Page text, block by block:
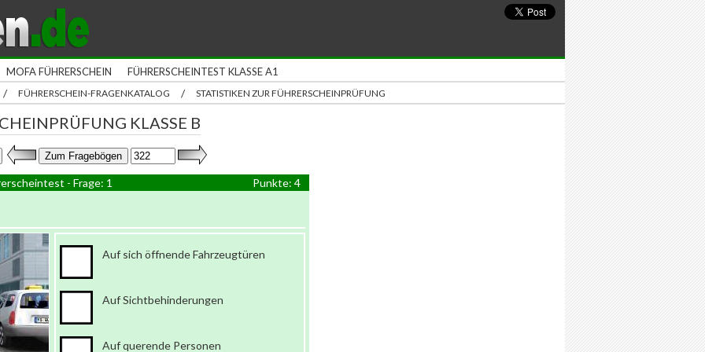
MOFA FÜHRERSCHEIN FÜHRERSCHEINTEST KLASSE A1
/ FÜHRERSCHEIN-FRAGENKATALOG / STATISTIKEN ZUR FÜHRERSCHEINPRÜFUNG
KLASSE B
- Frage: 1 Punkte: 4
Auf sich öffnende Fahrzeugtüren
Auf Sichtbehinderungen
Auf querende Personen